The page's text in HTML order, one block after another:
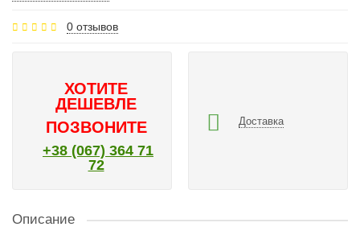
0 отзывов
ХОТИТЕ
ДЕШЕВЛЕ
ПОЗВОНИТЕ
+38 (067) 364 71
72
Доставка
Описание